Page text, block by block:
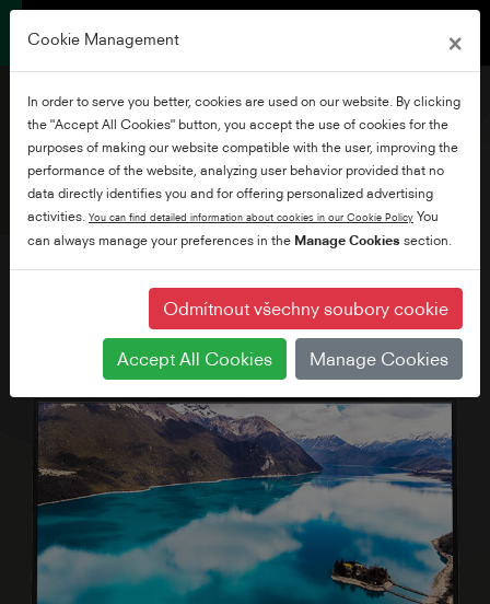
24" HD Ready WLAN
Smart TV
Cookie Management ×
In order to serve you better, cookies are used on our website. By clicking
the "Accept All Cookies" button, you accept the use of cookies for the
purposes of making our website compatible with the user, improving the
performance of the website, analyzing user behavior provided that no
data directly identifies you and for offering personalized advertising
activities. You can find detailed information about cookies in our Cookie Policy You
can always manage your preferences in the Manage Cookies section.
Odmítnout všechny soubory cookie
Accept All Cookies Manage Cookies